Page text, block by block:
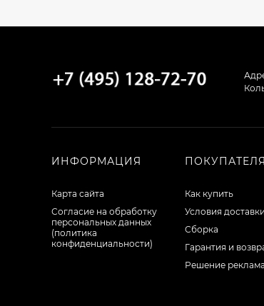
ИНФОРМАЦИЯ
Карта сайта
Согласие на обработку
персональных данных
(политика
конфиденциальности)
Как купить
Условия доставки
Сборка
Гарантия и
Решение